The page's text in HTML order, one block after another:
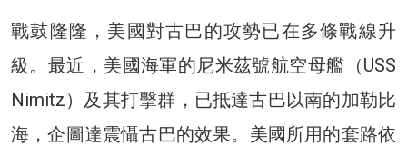
戰鼓隆隆，美國對古巴的攻勢已在多條戰線升
級。最近，美國海軍的尼米茲號航空母艦（USS
Nimitz）及其打擊群，已抵達古巴以南的加勒比
海，企圖達震懾古巴的效果。美國所用的套路依